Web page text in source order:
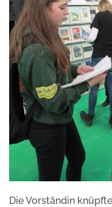
Die Vorständin